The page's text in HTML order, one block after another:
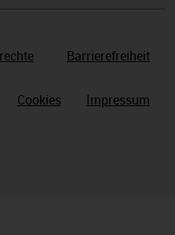
Barrierefreiheit
Cookies Impressum